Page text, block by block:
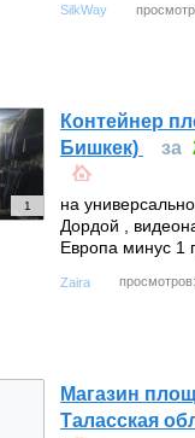
SilkWay
1
Контейнер
Бишкек)
за
на
Дордой ,
Европа минус 1
Zaira
Магазин
Таласская